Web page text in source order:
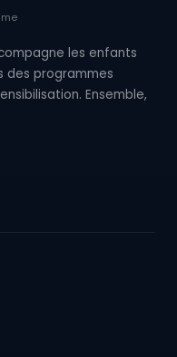
les enfants
des programmes
Ensemble,